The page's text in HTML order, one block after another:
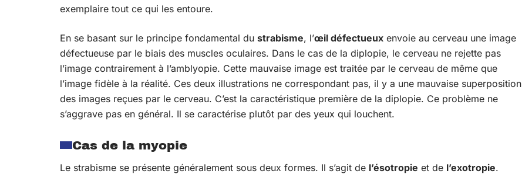
exemplaire tout ce qui les entoure.
En se basant sur le principe fondamental du strabisme, l’œil défectueux envoie au cerveau une image
défectueuse par le biais des muscles oculaires. Dans le cas de la diplopie, le cerveau ne rejette pas
l’image contrairement à l’amblyopie. Cette mauvaise image est traitée par le cerveau de même que
l’image fidèle à la réalité. Ces deux illustrations ne correspondant pas, il y a une mauvaise superposition
des images reçues par le cerveau. C’est la caractéristique première de la diplopie. Ce problème ne
s’aggrave pas en général. Il se caractérise plutôt par des yeux qui louchent.
Cas de la myopie
Le strabisme se présente généralement sous deux formes. Il s’agit de l’ésotropie et de l’exotropie.